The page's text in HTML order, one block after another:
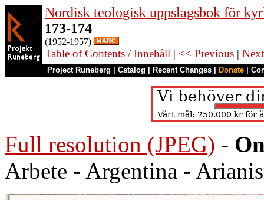
Nordisk teologisk uppslagsbok för
173-174
(1952-1957)
Table of Contents / Innehåll | << Previous |
Project Runeberg Catalog Recent Changes Donate
Full resolution (JPEG) -
Arbete - Argentina -